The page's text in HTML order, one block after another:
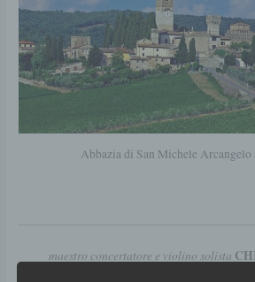
Abbazia di San Michele Arcangelo
maestro concertatore e violino solista